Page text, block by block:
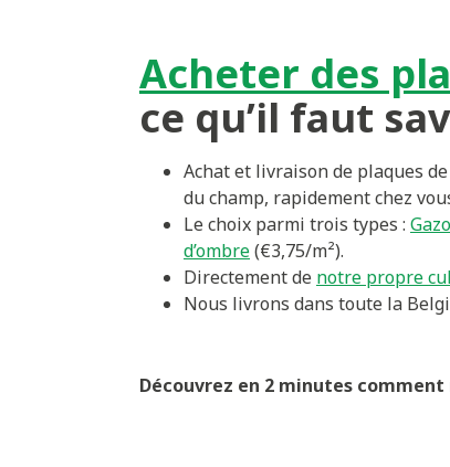
Acheter des
ce qu’il faut
Achat et livraison de plaques
du champ, rapidement chez
Le choix parmi trois types :
d’ombre(€3,75/m²).
Directement de notre propre
Nous livrons dans toute la
Découvrez en 2 minutes